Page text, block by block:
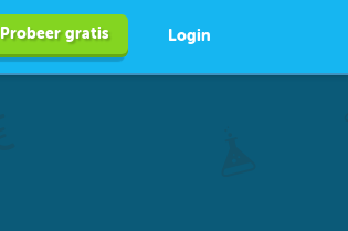
Probeer gratis Login